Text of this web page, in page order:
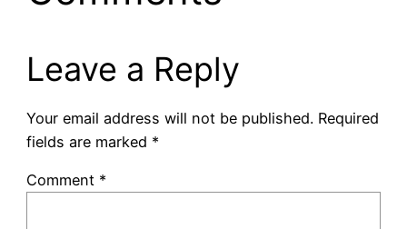
Leave a Reply
Your email address will not be published. Required
fields are marked *
Comment *